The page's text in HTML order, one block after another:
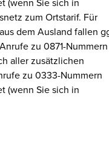
(wenn Sie sich in
zum Ortstarif. Für
dem Ausland fallen
zu 0871-Nummern
aller zusätzlichen
zu 0333-Nummern
(wenn Sie sich in